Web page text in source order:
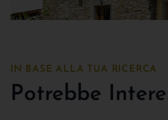
IN BASE ALLA TUA RICERCA
Potrebbe